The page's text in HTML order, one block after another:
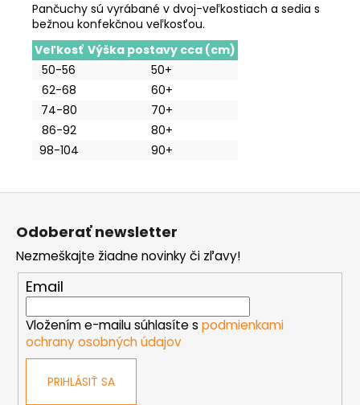
Pančuchy sú vyrábané v dvoj-veľkostiach a sedia s
bežnou konfekčnou veľkosťou.
Veľkosť Výška postavy cca (cm)
50-56
50+
62-68
60+
74-80
70+
86-92
80+
98-104
90+
Odoberať newsletter
Nezmeškajte žiadne novinky či zľavy!
Email
Vložením e-mailu súhlasíte s podmienkami
ochrany osobných údajov
PRIHLÁSIŤ SA